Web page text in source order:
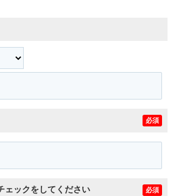
必須
ェックをしてください 必須